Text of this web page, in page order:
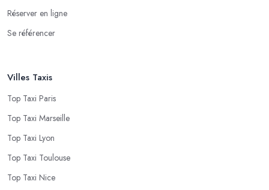
Réserver en ligne
Se référencer
Villes Taxis
Top Taxi Paris
Top Taxi Marseille
Top Taxi Lyon
Top Taxi Toulouse
Top Taxi Nice